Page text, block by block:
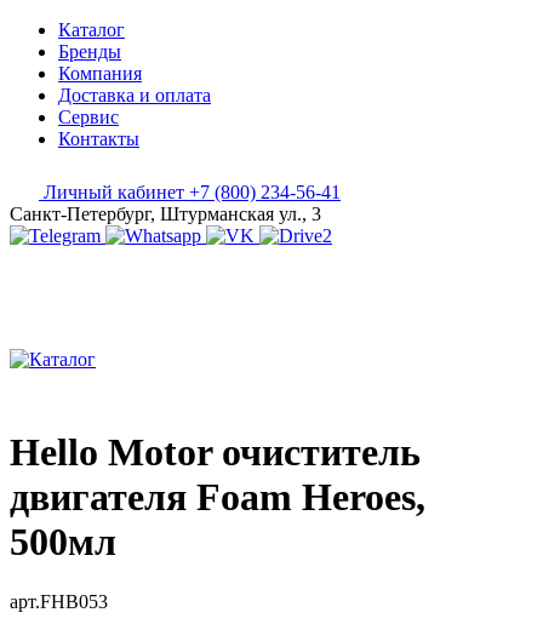
Каталог
Бренды
Компания
Доставка и оплата
Сервис
Контакты
Личный кабинет +7 (800) 234-56-41
Санкт-Петербург, Штурманская ул., 3
Hello Motor очиститель
двигателя Foam Heroes,
500мл
арт.FHB053